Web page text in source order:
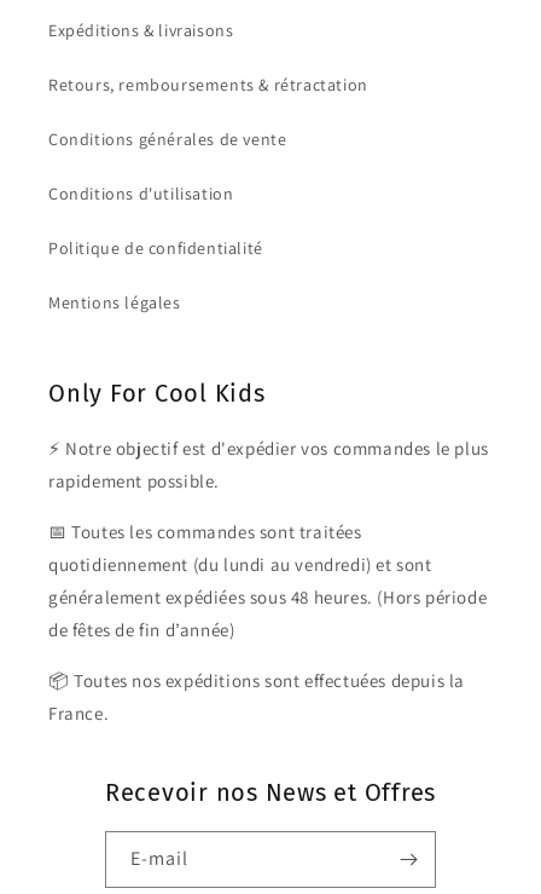
Expéditions & livraisons
Retours, remboursements & rétractation
Conditions générales de vente
Conditions d'utilisation
Politique de confidentialité
Mentions légales
Only For Cool Kids
⚡ Notre objectif est d'expédier vos commandes le plus
rapidement possible.
📅 Toutes les commandes sont traitées
quotidiennement (du lundi au vendredi) et sont
généralement expédiées sous 48 heures. (Hors période
de fêtes de fin d’année)
📦 Toutes nos expéditions sont effectuées depuis la
France.
Recevoir nos News et Offres
E-mail